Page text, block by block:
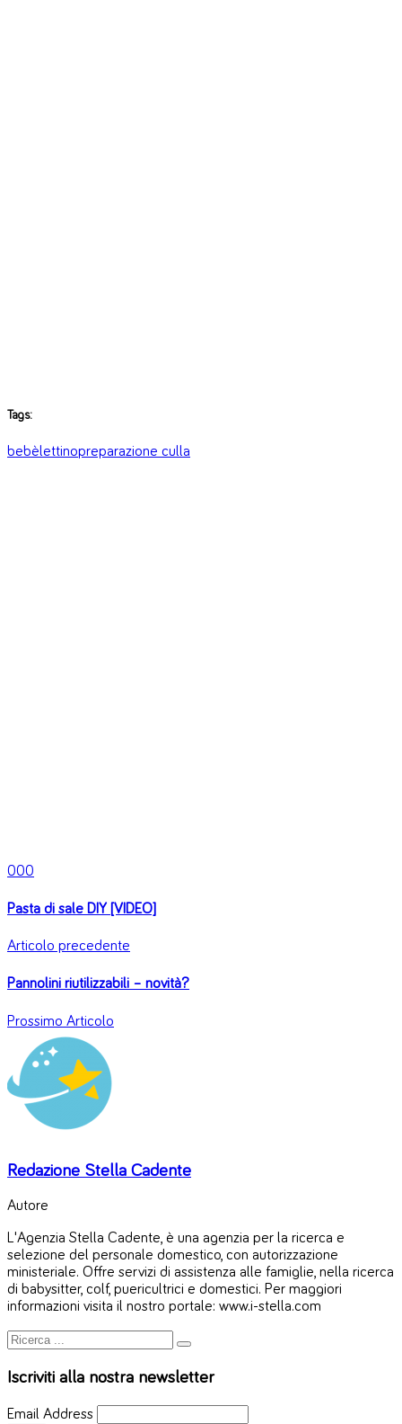
Tags:
bebèlettinopreparazione culla
000
Pasta di sale DIY [VIDEO]
Articolo precedente
Pannolini riutilizzabili – novità?
Prossimo Articolo
Redazione Stella Cadente
Autore
L'Agenzia Stella Cadente, è una agenzia per la ricerca e
selezione del personale domestico, con autorizzazione
ministeriale. Offre servizi di assistenza alle famiglie, nella ricerca
di babysitter, colf, puericultrici e domestici. Per maggiori
informazioni visita il nostro portale: www.i-stella.com
Iscriviti alla nostra newsletter
Email Address